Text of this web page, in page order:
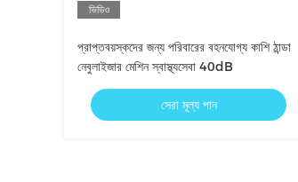
ভিডিও
প্রাপ্তবয়স্কদের জন্য পরিবারের বহনযোগ্য কাশি ঠান্ডা
নেবুলাইজার মেশিন স্বাস্থ্যসেবা 40dB
সেরা মূল্য পান